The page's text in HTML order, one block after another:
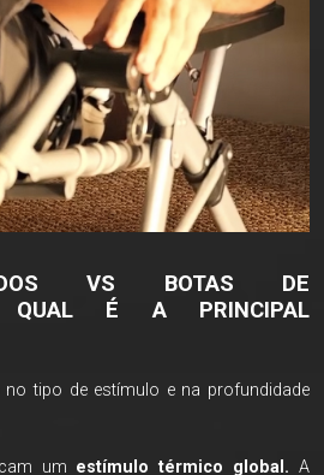
VS BOTAS DE
QUAL É A PRINCIPAL
no tipo de estímulo e na profundidade
um estímulo térmico global. A